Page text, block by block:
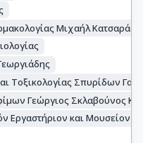
Μιχαήλ Κατσαράς
Τοξικολογίας Σπυρίδων
Γεώργιος Σκλαβούνος
Εργαστήριον και Μουσείον